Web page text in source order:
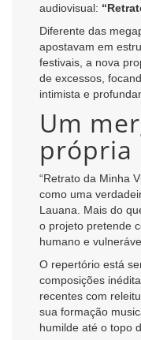
audiovisual:
Diferente das
apostavam em
festivais, a nova
de excessos,
intimista e
Um
própria
“Retrato da Minha
como uma
Lauana. Mais do
o projeto pretende
humano e
O repertório está
composições
recentes com
sua formação
humilde até o topo